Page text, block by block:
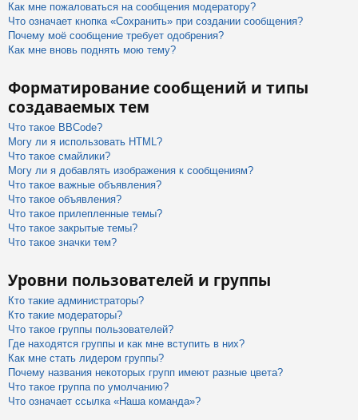
Как мне пожаловаться на сообщения модератору?
Что означает кнопка «Сохранить» при создании сообщения?
Почему моё сообщение требует одобрения?
Как мне вновь поднять мою тему?
Форматирование сообщений и типы
создаваемых тем
Что такое BBCode?
Могу ли я использовать HTML?
Что такое смайлики?
Могу ли я добавлять изображения к сообщениям?
Что такое важные объявления?
Что такое объявления?
Что такое прилепленные темы?
Что такое закрытые темы?
Что такое значки тем?
Уровни пользователей и группы
Кто такие администраторы?
Кто такие модераторы?
Что такое группы пользователей?
Где находятся группы и как мне вступить в них?
Как мне стать лидером группы?
Почему названия некоторых групп имеют разные цвета?
Что такое группа по умолчанию?
Что означает ссылка «Наша команда»?